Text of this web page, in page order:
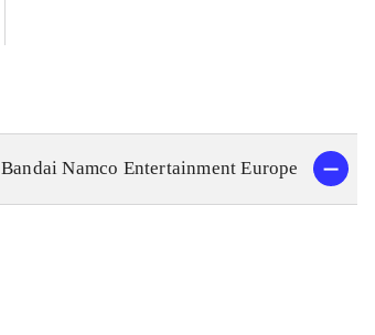
Bandai Namco Entertainment Europe